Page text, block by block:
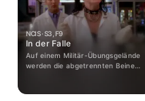
NCIS · S3, F9
In der Falle
Auf einem Militär-Übungsgelände
werden die abgetrennten Beine
Mörder ist. Das Team findet den